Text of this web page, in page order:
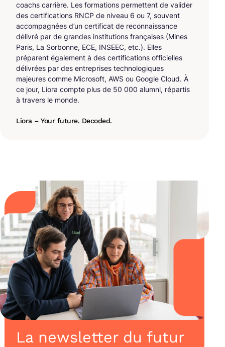
coachs carrière. Les formations permettent de valider
des certifications RNCP de niveau 6 ou 7, souvent
accompagnées d’un certificat de reconnaissance
délivré par de grandes institutions françaises (Mines
Paris, La Sorbonne, ECE, INSEEC, etc.). Elles
préparent également à des certifications officielles
délivrées par des entreprises technologiques
majeures comme Microsoft, AWS ou Google Cloud. À
ce jour, Liora compte plus de 50 000 alumni, répartis
à travers le monde.
Liora – Your future. Decoded.
La newsletter du futur